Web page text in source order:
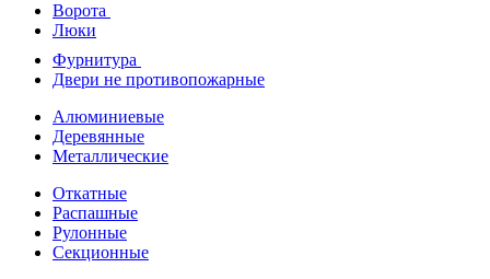
Ворота
Люки
Фурнитура
Двери не противопожарные
Алюминиевые
Деревянные
Металлические
Откатные
Распашные
Рулонные
Секционные